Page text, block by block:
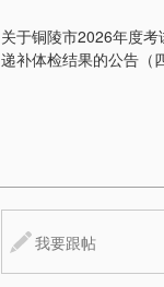
关于铜陵市2026年度
递补体检结果的公告（